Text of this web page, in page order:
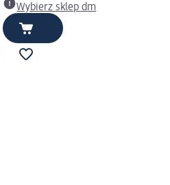
Wybierz sklep dm